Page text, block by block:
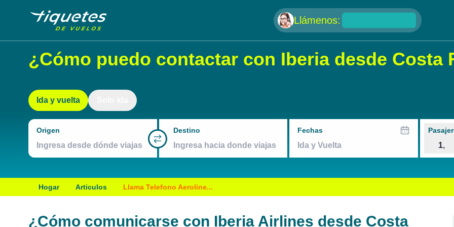
Llámenos:
¿Cómo puedo contactar con Iberia desde Costa
Ida y vuelta
Origen Destino Fechas
1,
Hogar Articulos Llama Telefono Aeroline...
¿Cómo comunicarse con Iberia Airlines desde Costa